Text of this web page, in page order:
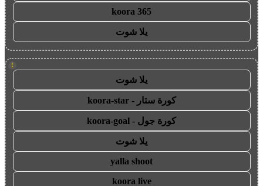
koora 365
يلا شوت
!
يلا شوت
كورة ستار - koora-star
كورة جول - koora-goal
يلا شوت
yalla shoot
koora live